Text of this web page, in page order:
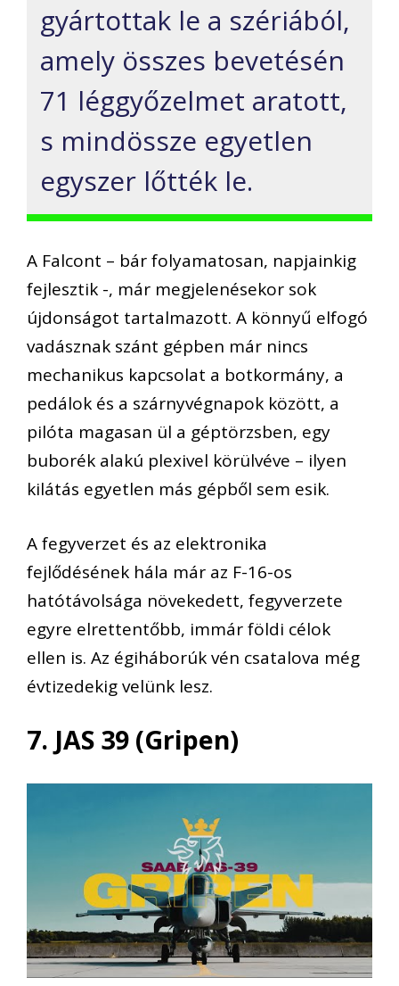
gyártottak le a szériából,
amely összes bevetésén
71 léggyőzelmet aratott,
s mindössze egyetlen
egyszer lőtték le.
A Falcont – bár folyamatosan, napjainkig
fejlesztik -, már megjelenésekor sok
újdonságot tartalmazott. A könnyű elfogó
vadásznak szánt gépben már nincs
mechanikus kapcsolat a botkormány, a
pedálok és a szárnyvégnapok között, a
pilóta magasan ül a géptörzsben, egy
buborék alakú plexivel körülvéve – ilyen
kilátás egyetlen más gépből sem esik.
A fegyverzet és az elektronika
fejlődésének hála már az F-16-os
hatótávolsága növekedett, fegyverzete
egyre elrettentőbb, immár földi célok
ellen is. Az égiháborúk vén csatalova még
évtizedekig velünk lesz.
7. JAS 39 (Gripen)